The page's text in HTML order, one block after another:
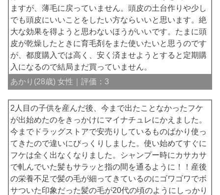
ますが、薄毛に戻っていません。頭皮の土台作りや少し
でも頭皮にいいことをしたい方ならいいと思います。絶
大な効果を得ようと思わないほうがいいです。たまに頭
皮が乾燥したときに育毛剤をまた使いたいと思うのです
が、都度購入では高く、安く済ませようとすると定期購
入になるので結局まだ買っていません。
あかり(28歳) 女性｜評価：3
2人目の子供を産んだ後、今まで出たことなかったフケ
が出始めたのをきっかけにマイナチュレにかえました。
今までドラッグストアで安売りしているものばかり使っ
てきたので違いにびっくりしました。使い始めてすぐに
フケは全く出なくなりました。シャンプー時にカサカサ
で軋んでいた髪もサラッと指の間を通るように！！産後
の栄養不足で髪の毛が細ってきているのにゴワゴワでボ
サついた印象だった髪の毛が20代の頃のようにしっかり